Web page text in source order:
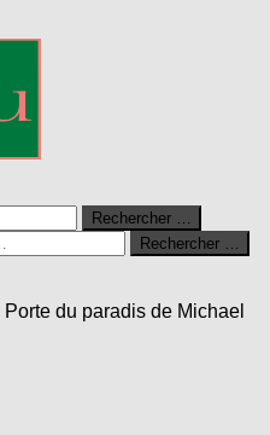
Rechercher …
Rechercher …
Porte du paradis de Michael